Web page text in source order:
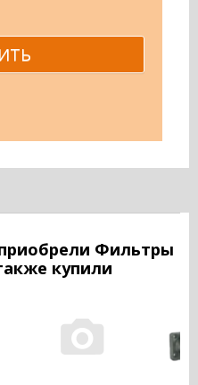
Фильтры
купили